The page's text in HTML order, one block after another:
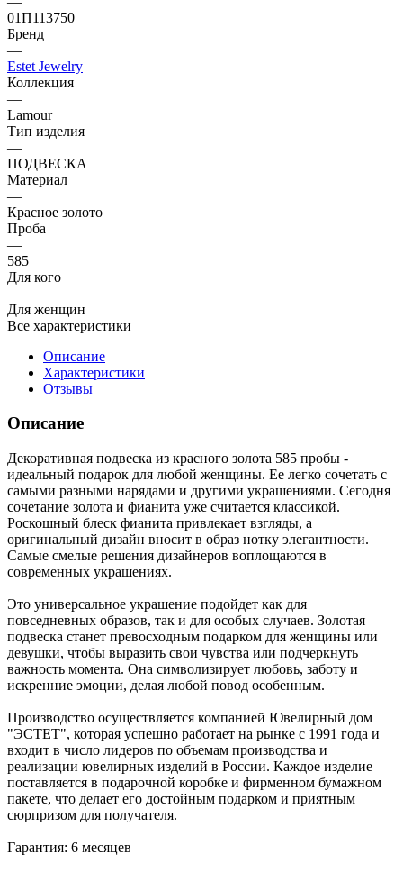
01П113750
Бренд
—
Estet Jewelry
Коллекция
—
Lamour
Тип изделия
—
ПОДВЕСКА
Материал
—
Красное золото
Проба
—
585
Для кого
—
Для женщин
Все характеристики
Описание
Характеристики
Отзывы
Описание
Декоративная подвеска из красного золота 585 пробы -
идеальный подарок для любой женщины. Ее легко сочетать с
самыми разными нарядами и другими украшениями. Сегодня
сочетание золота и фианита уже считается классикой.
Роскошный блеск фианита привлекает взгляды, а
оригинальный дизайн вносит в образ нотку элегантности.
Самые смелые решения дизайнеров воплощаются в
современных украшениях.
Это универсальное украшение подойдет как для
повседневных образов, так и для особых случаев. Золотая
подвеска станет превосходным подарком для женщины или
девушки, чтобы выразить свои чувства или подчеркнуть
важность момента. Она символизирует любовь, заботу и
искренние эмоции, делая любой повод особенным.
Производство осуществляется компанией Ювелирный дом
"ЭСТЕТ", которая успешно работает на рынке с 1991 года и
входит в число лидеров по объемам производства и
реализации ювелирных изделий в России. Каждое изделие
поставляется в подарочной коробке и фирменном бумажном
пакете, что делает его достойным подарком и приятным
сюрпризом для получателя.
Гарантия: 6 месяцев